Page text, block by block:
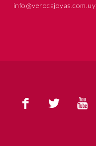
  
info@verocajoyas.com.uy